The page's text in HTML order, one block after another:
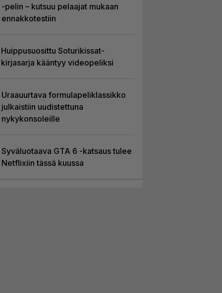
-pelin – kutsuu pelaajat mukaan
ennakkotestiin
Huippusuosittu Soturikissat-
kirjasarja kääntyy videopeliksi
Uraauurtava formulapeliklassikko
julkaistiin uudistettuna
nykykonsoleille
Syväluotaava GTA 6 -katsaus tulee
Netflixiin tässä kuussa